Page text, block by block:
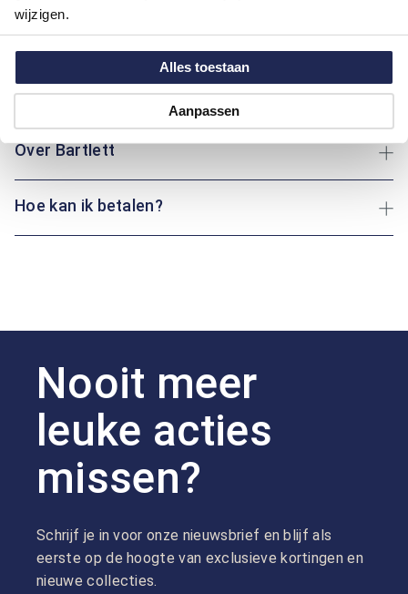
wijzigen.
Alles toestaan
Aanpassen
een sportieve én verzorgde touch geeft. Perfect voor frisse
dagen, of om stijlvol laagjes te dragen. Een tijdloze
Maatinformatie
Over Bartlett
Hoe kan ik betalen?
Nooit meer
leuke acties
missen?
Schrijf je in voor onze nieuwsbrief en blijf als
eerste op de hoogte van exclusieve kortingen en
nieuwe collecties.